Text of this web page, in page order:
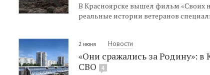
В Красноярске вышел фильм «Своих
реальные истории ветеранов
2 июня Новости
«Они сражались за Родину»: в
СВО
4